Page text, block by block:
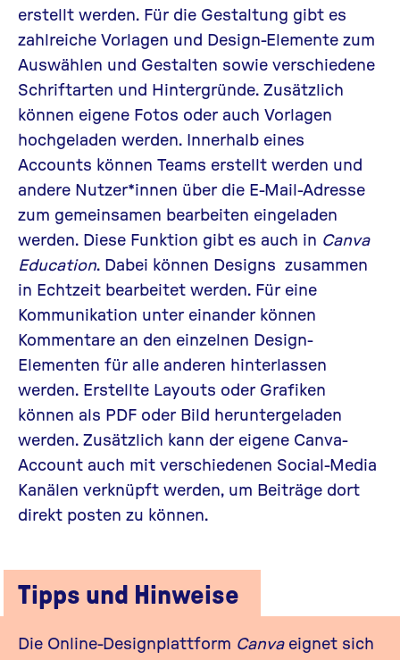
erstellt werden. Für die Gestaltung gibt es
zahlreiche Vorlagen und Design-Elemente zum
Auswählen und Gestalten sowie verschiedene
Schriftarten und Hintergründe. Zusätzlich
können eigene Fotos oder auch Vorlagen
hochgeladen werden. Innerhalb eines
Accounts können Teams erstellt werden und
andere Nutzer*innen über die E-Mail-Adresse
zum gemeinsamen bearbeiten eingeladen
werden. Diese Funktion gibt es auch in Canva
Education. Dabei können Designs zusammen
in Echtzeit bearbeitet werden. Für eine
Kommunikation unter einander können
Kommentare an den einzelnen Design-
Elementen für alle anderen hinterlassen
werden. Erstellte Layouts oder Grafiken
können als PDF oder Bild heruntergeladen
werden. Zusätzlich kann der eigene Canva-
Account auch mit verschiedenen Social-Media
Kanälen verknüpft werden, um Beiträge dort
direkt posten zu können.
Tipps und Hinweise
Die Online-Designplattform Canvaeignet sich